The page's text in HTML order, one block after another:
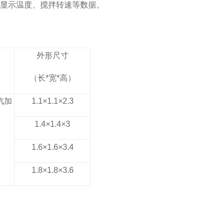
示温度、搅拌转速等数据。
外形尺寸
（长*宽*高）
加
1.1×1.1×2.3
1.4×1.4×3
1.6×1.6×3.4
1.8×1.8×3.6